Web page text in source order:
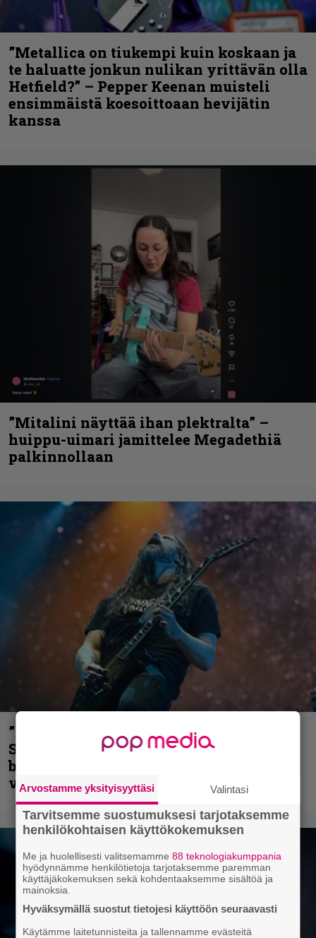
”Metallica on tiukempi kuin koskaan ja
te haluatte jonkun nulikan yrittävän olla
Hetfield?” – Pepper Keenan muisteli
ensimmäistä koesoittoaan hevijätin
kanssa
”Mitalini näyttää ihan plektralta” –
huippu-uimari jamittelee Megadethiä
palkinnollaan
”He ovat tuoneet soittoon jotain uutta” –
Sepulturan Andreas Kisser nimeää
bändin, jonka riffit ovat tehneet
vaikutuksen
Arvostamme yksityisyyttäsi Valintasi
Tarvitsemme suostumuksesi tarjotaksemme
henkilökohtaisen käyttökokemuksen
Me ja huolellisesti valitsemamme88 teknologiakumppania
hyödynnämme henkilötietoja tarjotaksemme paremman
käyttäjäkokemuksen sekä kohdentaaksemme sisältöä ja
mainoksia.
Hyväksymällä suostut tietojesi käyttöön seuraavasti
Käytämme laitetunnisteita ja tallennamme evästeitä